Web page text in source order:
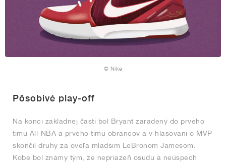
© Nike
Pôsobivé play-off
Na konci základnej časti bol Bryant zaradený do prvého
tímu All-NBA a prvého tímu obrancov a v hlasovaní o MVP
skončil druhý za oveľa mladším LeBronom Jamesom.
Kobe bol známy tým, že nepriazeň osudu a neúspech